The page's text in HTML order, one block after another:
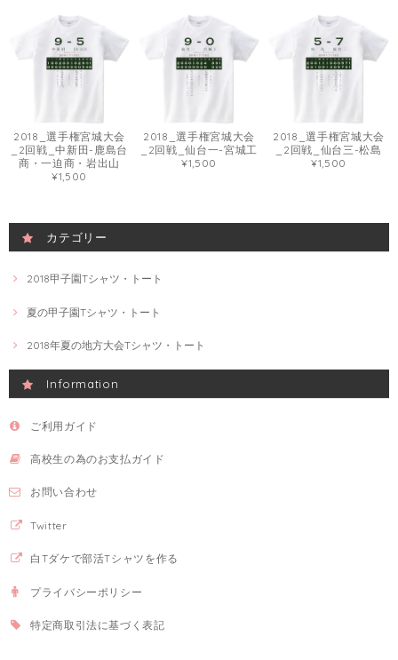
2018_選手権宮城大会
_2回戦_中新田-鹿島台
商・一迫商・岩出山
¥1,500
2018_選手権宮城大会
_2回戦_仙台一-宮城工
¥1,500
2018_選手権宮城大会
_2回戦_仙台三-松島
¥1,500
カテゴリー
2018甲子園Tシャツ・トート
夏の甲子園Tシャツ・トート
2018年夏の地方大会Tシャツ・トート
Information
ご利用ガイド
高校生の為のお支払ガイド
お問い合わせ
Twitter
白Tダケで部活Tシャツを作る
プライバシーポリシー
特定商取引法に基づく表記